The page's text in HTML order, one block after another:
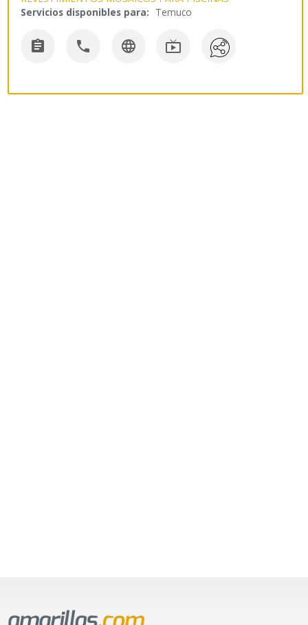
Servicios disponibles para: Temuco
   